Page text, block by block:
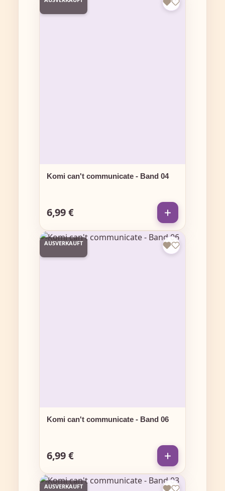
Komi can't communicate - Band 04
Regulärer Preis:
6,99 €
AUSVERKAUFT
Komi can't communicate - Band 06
Regulärer Preis:
6,99 €
AUSVERKAUFT